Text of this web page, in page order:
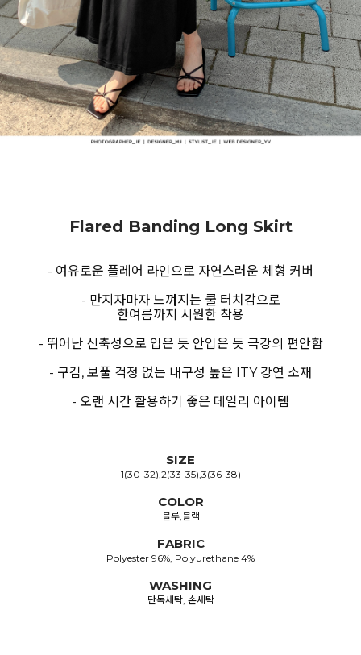
Flared Banding Long Skirt
- 여유로운 플레어 라인으로 자연스러운 체형 커버
- 만지자마자 느껴지는 쿨 터치감으로
한여름까지 시원한 착용
- 뛰어난 신축성으로 입은 듯 안입은 듯 극강의 편안함
- 구김, 보풀 걱정 없는 내구성 높은 ITY 강연 소재
- 오랜 시간 활용하기 좋은 데일리 아이템
SIZE
1(30-32),2(33-35),3(36-38)
COLOR
블루,블랙
FABRIC
Polyester 96%, Polyurethane 4%
WASHING
단독세탁, 손세탁